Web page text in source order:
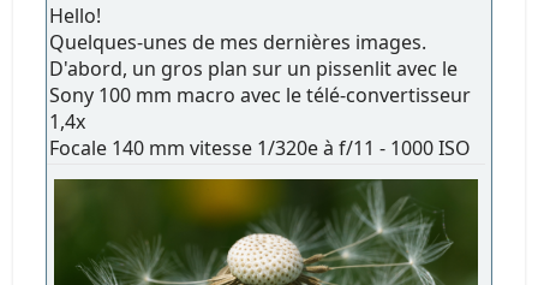
Hello!
Quelques-unes de mes dernières images.
D'abord, un gros plan sur un pissenlit avec le
Sony 100 mm macro avec le télé-convertisseur
1,4x
Focale 140 mm vitesse 1/320e à f/11 - 1000 ISO